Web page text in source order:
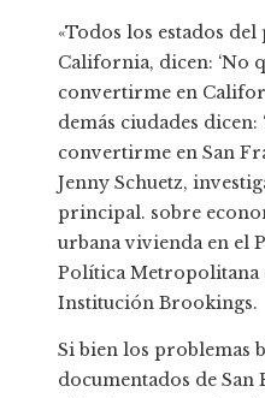
«Todos los estados del
California, dicen: ‘No
convertirme en
demás ciudades dicen:
convertirme en San
Jenny Schuetz,
principal. sobre
urbana vivienda en el
Política Metropolitana
Institución Brookings.
Si bien los problemas
documentados de San